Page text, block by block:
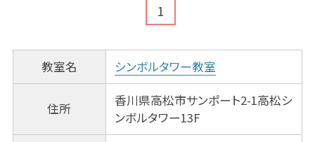
1
教室名 シンボルタワー教室
住所
香川県高松市サンポート2-1高松シ
ンボルタワー13F